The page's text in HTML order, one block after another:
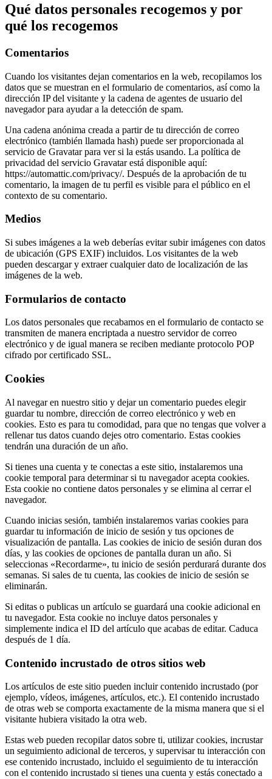
Qué datos personales recogemos y por
qué los recogemos
Comentarios
Cuando los visitantes dejan comentarios en la web, recopilamos los
datos que se muestran en el formulario de comentarios, así como la
dirección IP del visitante y la cadena de agentes de usuario del
navegador para ayudar a la detección de spam.
Una cadena anónima creada a partir de tu dirección de correo
electrónico (también llamada hash) puede ser proporcionada al
servicio de Gravatar para ver si la estás usando. La política de
privacidad del servicio Gravatar está disponible aquí:
https://automattic.com/privacy/. Después de la aprobación de tu
comentario, la imagen de tu perfil es visible para el público en el
contexto de su comentario.
Medios
Si subes imágenes a la web deberías evitar subir imágenes con datos
de ubicación (GPS EXIF) incluidos. Los visitantes de la web
pueden descargar y extraer cualquier dato de localización de las
imágenes de la web.
Formularios de contacto
Los datos personales que recabamos en el formulario de contacto se
transmiten de manera encriptada a nuestro servidor de correo
electrónico y de igual manera se reciben mediante protocolo POP
cifrado por certificado SSL.
Cookies
Al navegar en nuestro sitio y dejar un comentario puedes elegir
guardar tu nombre, dirección de correo electrónico y web en
cookies. Esto es para tu comodidad, para que no tengas que volver a
rellenar tus datos cuando dejes otro comentario. Estas cookies
tendrán una duración de un año.
Si tienes una cuenta y te conectas a este sitio, instalaremos una
cookie temporal para determinar si tu navegador acepta cookies.
Esta cookie no contiene datos personales y se elimina al cerrar el
navegador.
Cuando inicias sesión, también instalaremos varias cookies para
guardar tu información de inicio de sesión y tus opciones de
visualización de pantalla. Las cookies de inicio de sesión duran dos
días, y las cookies de opciones de pantalla duran un año. Si
seleccionas «Recordarme», tu inicio de sesión perdurará durante dos
semanas. Si sales de tu cuenta, las cookies de inicio de sesión se
eliminarán.
Si editas o publicas un artículo se guardará una cookie adicional en
tu navegador. Esta cookie no incluye datos personales y
simplemente indica el ID del artículo que acabas de editar. Caduca
después de 1 día.
Contenido incrustado de otros sitios web
Los artículos de este sitio pueden incluir contenido incrustado (por
ejemplo, vídeos, imágenes, artículos, etc.). El contenido incrustado
de otras web se comporta exactamente de la misma manera que si el
visitante hubiera visitado la otra web.
Estas web pueden recopilar datos sobre ti, utilizar cookies, incrustar
un seguimiento adicional de terceros, y supervisar tu interacción con
ese contenido incrustado, incluido el seguimiento de tu interacción
con el contenido incrustado si tienes una cuenta y estás conectado a